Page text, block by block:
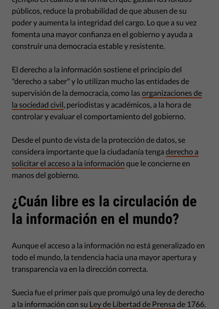
públicos, reduce la probabilidad de que abusen de su
poder y aumenta la integridad del cargo. Lo que a su vez
fomenta una mayor confianza en el gobierno y ayuda a
construir una democracia estable y resistente.
El derecho a la información sostiene el principio del
"derecho a saber" y lo utilizan mucho las entidades de
supervisión de la democracia, como las organizaciones de
la sociedad civil , periodistas y académicos, a la hora de
controlar y evaluar el comportamiento del gobierno.
Desde el punto de vista de la protección de datos, se
considera importante que la ciudadanía tenga derecho a
solicitar el acceso a la información que le concierne en
manos del gobierno.
¿Cuán libre es la circulación de
la información en el mundo?
Aunque el acceso a la información no está generalizado en
todo el mundo, la tendencia hacia una mayor apertura y
transparencia va en la dirección correcta.
Suecia fue el primer país que promulgó una ley de derecho
a la información con su Ley de Libertad de Prensa de 1766.